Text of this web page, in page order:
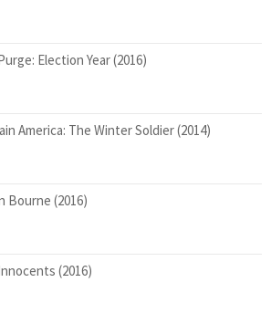
Election Year (2016)
America: The Winter Soldier (2014)
Bourne (2016)
(2016)